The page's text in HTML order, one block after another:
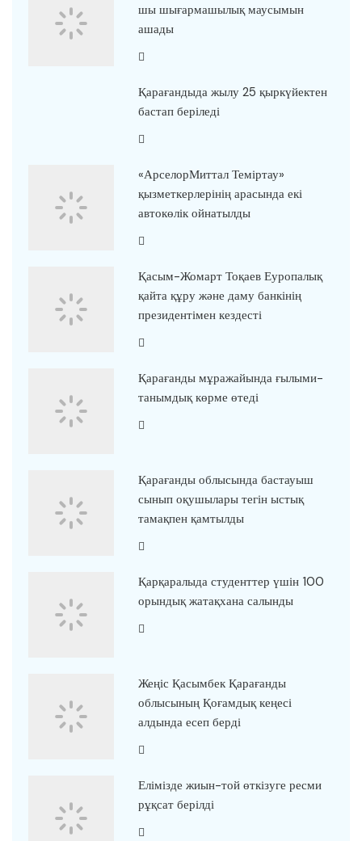
шы шығармашылық маусымын
ашады
Қарағандыда жылу 25 қыркүйектен
бастап беріледі
«АрселорМиттал Теміртау»
қызметкерлерінің арасында екі
автокөлік ойнатылды
Қасым-Жомарт Тоқаев Еуропалық
қайта құру және даму банкінің
президентімен кездесті
Қарағанды мұражайында ғылыми-
танымдық көрме өтеді
Қарағанды облысында бастауыш
сынып оқушылары тегін ыстық
тамақпен қамтылды
Қарқаралыда студенттер үшін 100
орындық жатақхана салынды
Жеңіс Қасымбек Қарағанды
облысының Қоғамдық кеңесі
алдында есеп берді
Елімізде жиын-той өткізуге ресми
рұқсат берілді